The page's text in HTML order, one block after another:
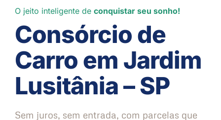
O jeito inteligente de conquistar seu sonho!
Consórcio de
Carro em Jardim
Lusitânia – SP
Sem juros, sem entrada, com parcelas que